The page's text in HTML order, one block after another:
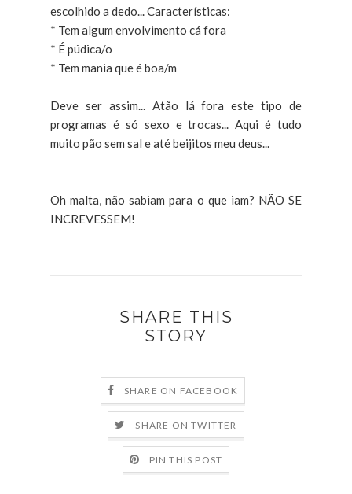
escolhido a dedo... Características:
* Tem algum envolvimento cá fora
* É púdica/o
* Tem mania que é boa/m
Deve ser assim... Atão lá fora este tipo de
programas é só sexo e trocas... Aqui é tudo
muito pão sem sal e até beijitos meu deus...
Oh malta, não sabiam para o que iam? NÃO SE
INCREVESSEM!
SHARE THIS
STORY
SHARE ON FACEBOOK
SHARE ON TWITTER
PIN THIS POST